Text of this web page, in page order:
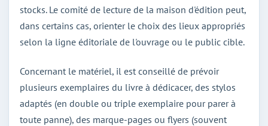
stocks. Le comité de lecture de la maison d'édition peut,
dans certains cas, orienter le choix des lieux appropriés
selon la ligne éditoriale de l'ouvrage ou le public cible.
Concernant le matériel, il est conseillé de prévoir
plusieurs exemplaires du livre à dédicacer, des stylos
adaptés (en double ou triple exemplaire pour parer à
toute panne), des marque-pages ou flyers (souvent